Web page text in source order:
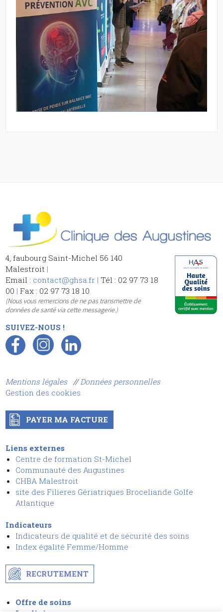
4, faubourg Saint-Michel 56 140
Malestroit |
Email : contact@ghsa.fr | Tél : 02 97 73 18
00 | Fax : 02 97 73 18 10
(Nous vous remercions de ne pas transmettre de
données de santé via cette messagerie.)
SUIVEZ-NOUS !
Mentions légales // Données personnelles
Gestion des cookies
PAYER MA FACTURE
Liens externes
Centre de formation St-Michel
Communauté des Augustines
CHBA Malestroit
site des Filieres Gériatriques Broceliande Golfe
Atlantique
Indicateurs
Indicateurs de qualité et de sécurité des soins
Index égalité Femme/Homme
RECRUTEMENT
Offre de soins